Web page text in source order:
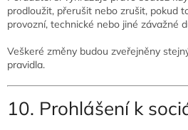
prodloužit, přerušit nebo zrušit, pokud
provozní, technické nebo jiné závažné
Veškeré změny budou zveřejněny
pravidla.
10. Prohlášení k